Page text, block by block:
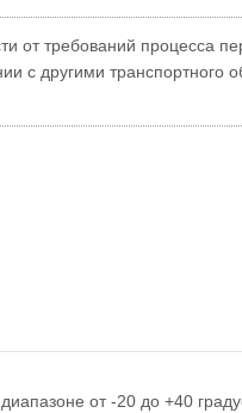
от требований процесса
с другими транспортного
от -20 до +40